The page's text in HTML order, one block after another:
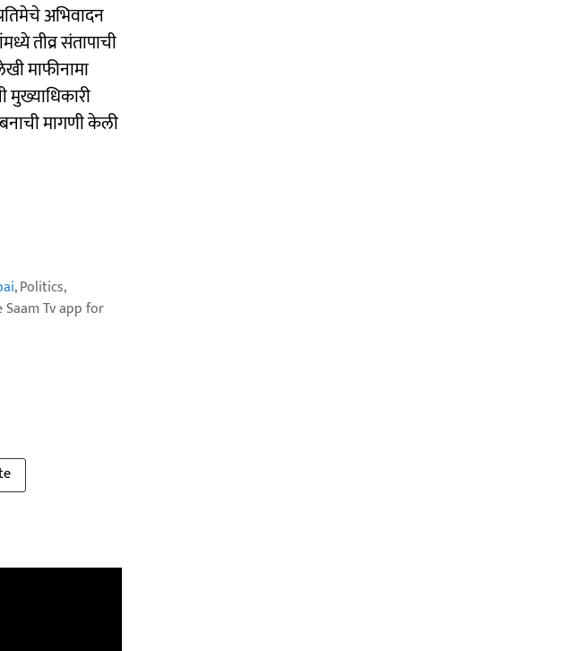
अभिवादन
तीव्र संतापाची
माफीनामा
मुख्याधिकारी
मागणी केली
, Politics,
Tv app for